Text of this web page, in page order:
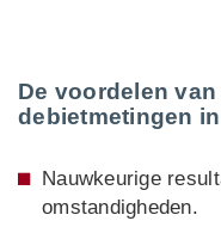
De voordelen
debietmetingen
Nauwkeurige
omstandigheden.